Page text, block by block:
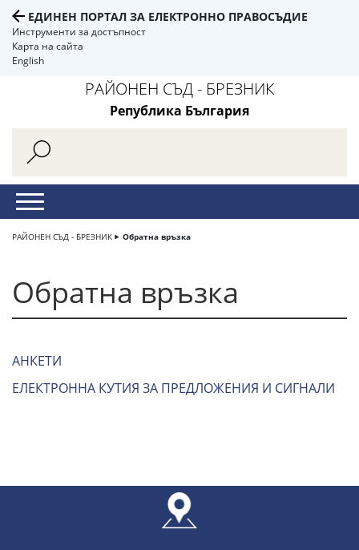
ЕДИНЕН ПОРТАЛ ЗА ЕЛЕКТРОННО ПРАВОСЪДИЕ
Инструменти за достъпност
Карта на сайта
English
РАЙОНЕН СЪД - БРЕЗНИК
Република България
РАЙОНЕН СЪД - БРЕЗНИК Обратна връзка
Обратна връзка
АНКЕТИ
ЕЛЕКТРОННА КУТИЯ ЗА ПРЕДЛОЖЕНИЯ И СИГНАЛИ